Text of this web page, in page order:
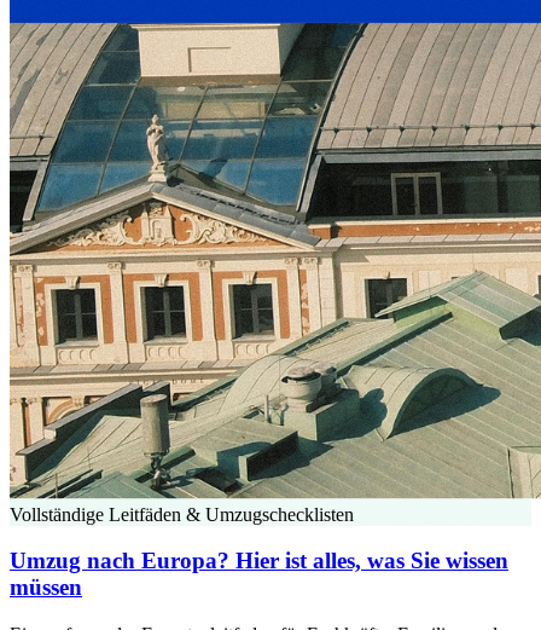
Vollständige Leitfäden & Umzugschecklisten
Umzug nach Europa? Hier ist alles, was Sie wissen
müssen